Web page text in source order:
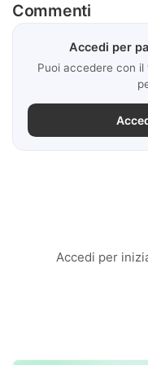
Commenti
Accedi per
Puoi accedere con
Accedi per